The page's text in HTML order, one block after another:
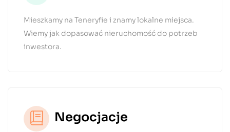
Mieszkamy na Teneryfie i znamy lokalne miejsca.
Wiemy jak dopasować nieruchomość do potrzeb
inwestora.
Negocjacje